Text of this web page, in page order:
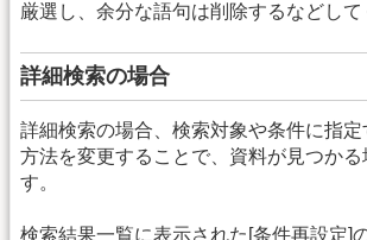
厳選し、余分な語句は削除するなどして
詳細検索の場合
詳細検索の場合、検索対象や条件に指定
方法を変更することで、資料が見つかる
す。
検索結果一覧に表示された[条件再設定]